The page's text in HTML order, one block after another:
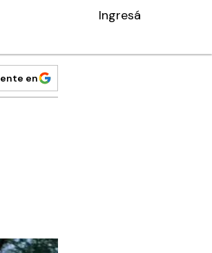
Ingresá
en